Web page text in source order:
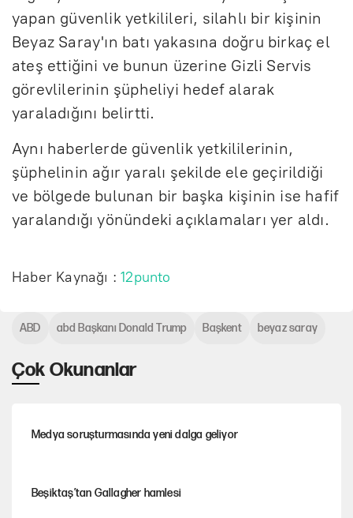
yapan güvenlik yetkilileri, silahlı bir kişinin
Beyaz Saray'ın batı yakasına doğru birkaç el
ateş ettiğini ve bunun üzerine Gizli Servis
görevlilerinin şüpheliyi hedef alarak
yaraladığını belirtti.
Aynı haberlerde güvenlik yetkililerinin,
şüphelinin ağır yaralı şekilde ele geçirildiği
ve bölgede bulunan bir başka kişinin ise hafif
yaralandığı yönündeki açıklamaları yer aldı.
Haber Kaynağı :12punto
Çok Okunanlar
Medya soruşturmasında yeni dalga geliyor
Beşiktaş’tan Gallagher hamlesi
ABD abd Başkanı Donald Trump Başkent beyaz saray